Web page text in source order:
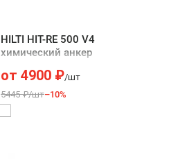
HILTI HIT-RE 500 V4
химический анкер
от 4900₽/шт
5445 ₽/шт–10%